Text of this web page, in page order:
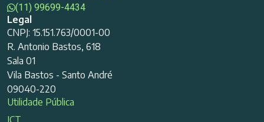
(11) 99699-4434
Legal
CNPJ: 15.151.763/0001-00
R. Antonio Bastos, 618
Sala 01
Vila Bastos - Santo André
09040-220
Utilidade Pública
ICT